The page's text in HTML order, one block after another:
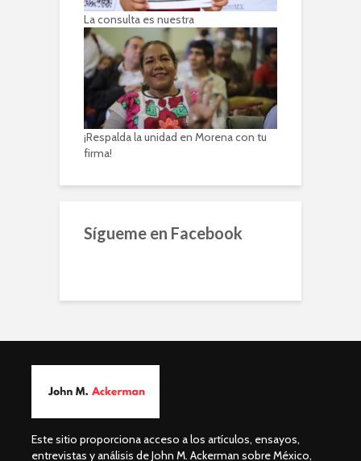
La consulta es nuestra
¡Respalda la unidad en Morena con tu
firma!
Sígueme en Facebook
Este sitio proporciona acceso a los artículos, ensayos,
entrevistas y análisis de John M. Ackerman sobre México,